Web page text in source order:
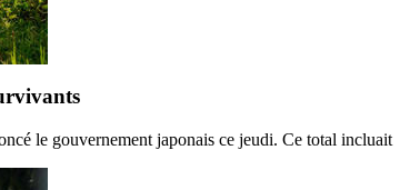
le gouvernement japonais ce jeudi. Ce total incluait